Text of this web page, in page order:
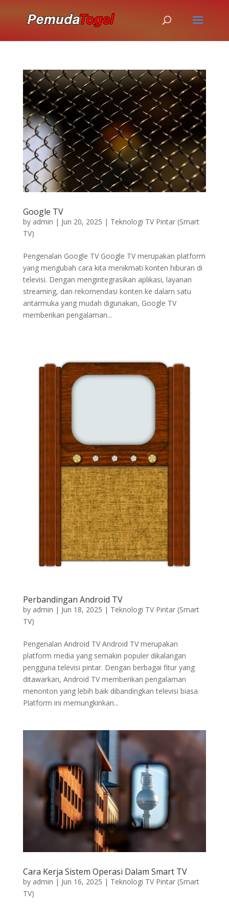
Google TV
by admin | Jun 20, 2025 | Teknologi TV Pintar (Smart
TV)
Pengenalan Google TV Google TV merupakan platform
yang mengubah cara kita menikmati konten hiburan di
televisi. Dengan mengintegrasikan aplikasi, layanan
streaming, dan rekomendasi konten ke dalam satu
antarmuka yang mudah digunakan, Google TV
memberikan pengalaman...
Perbandingan Android TV
by admin | Jun 18, 2025 | Teknologi TV Pintar (Smart
TV)
Pengenalan Android TV Android TV merupakan
platform media yang semakin populer dikalangan
pengguna televisi pintar. Dengan berbagai fitur yang
ditawarkan, Android TV memberikan pengalaman
menonton yang lebih baik dibandingkan televisi biasa.
Platform ini memungkinkan...
Cara Kerja Sistem Operasi Dalam Smart TV
by admin | Jun 16, 2025 | Teknologi TV Pintar (Smart
TV)